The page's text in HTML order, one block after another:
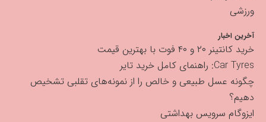
ورزشی
آخرین اخبار
خرید کانتینر ۲۰ و ۴۰ فوت با بهترین قیمت
Car Tyres: راهنمای کامل خرید تایر
چگونه عسل طبیعی و خالص را از نمونه‌های تقلبی تشخیص
دهیم؟
ایزوگام سرویس بهداشتی